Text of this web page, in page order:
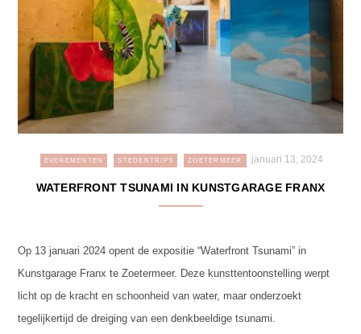
EVENEMENTEN STEDENTRIPS ZOETERMEER januari 13, 2024
WATERFRONT TSUNAMI IN KUNSTGARAGE FRANX
Op 13 januari 2024 opent de expositie “Waterfront Tsunami” in
Kunstgarage Franx te Zoetermeer. Deze kunsttentoonstelling werpt
licht op de kracht en schoonheid van water, maar onderzoekt
tegelijkertijd de dreiging van een denkbeeldige tsunami.